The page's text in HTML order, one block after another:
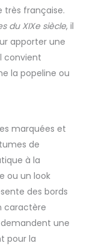
très française.
du XIXe siècle, il
apporter une
convient
la popeline ou
marquées et
de
à la
ou un look
des bords
caractère
une
pour la